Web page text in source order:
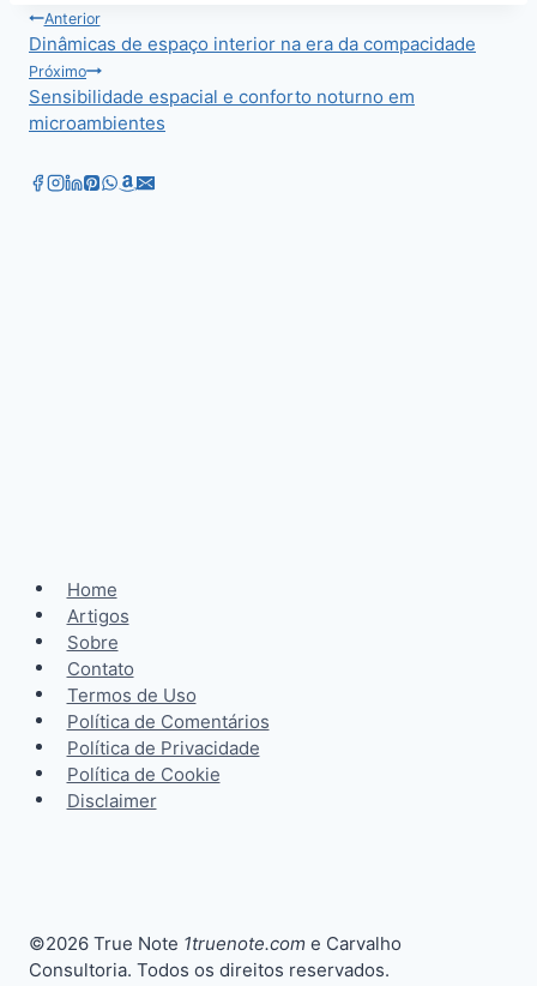
Post:
Navegação
de
Post
Anterior
Dinâmicas de espaço interior na era da compacidade
Próximo
Sensibilidade espacial e conforto noturno em
microambientes
Home
Artigos
Sobre
Contato
Termos de Uso
Política de Comentários
Política de Privacidade
Política de Cookie
Disclaimer
©2026 True Note 1truenote.com e Carvalho
Consultoria. Todos os direitos reservados.